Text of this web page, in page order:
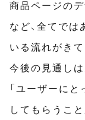
商品ページのデ
など、全てで
いる流れがきて
今後の見通し
「ユーザーに
してもらうこと